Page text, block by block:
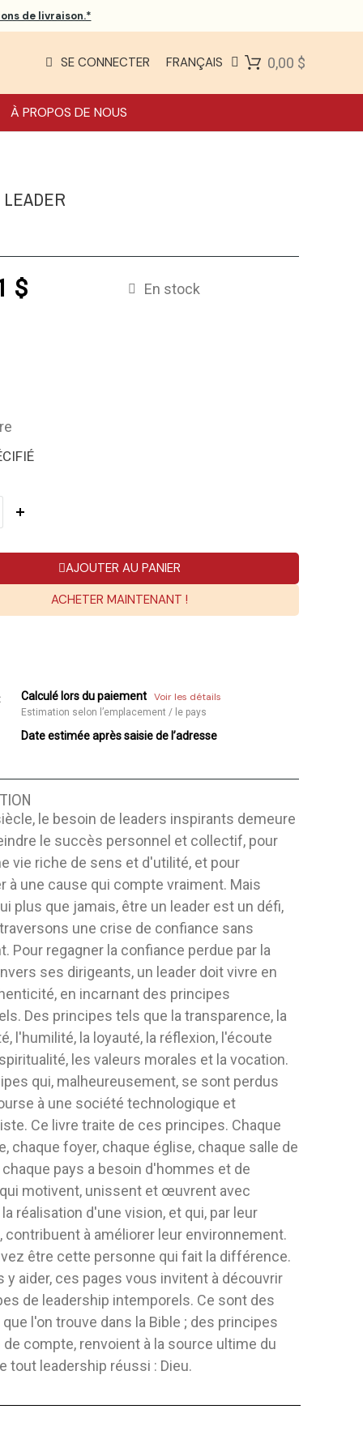
de livraison.*
SE CONNECTER FRANÇAIS 0,00 $
À PROPOS DE NOUS
L'AMOUR
Pattiejean Brown
ce livre une
basée sur des
AU PANIER
MÉMENTO DU PASTEUR
Vie Et Santé
Auteur:No Especificado
FLEXIBLE
4,10 $
AJOUTER AU PANIER
LEADER
$
En stock
AJOUTER AU PANIER
ACHETER MAINTENANT !
Calculé lors du paiement Voir les détails
Estimation selon l’emplacement / le pays
Date estimée après saisie de l’adresse
le besoin de leaders inspirants demeure
le succès personnel et collectif, pour
vie riche de sens et d'utilité, et pour
à une cause qui compte vraiment. Mais
plus que jamais, être un leader est un défi,
une crise de confiance sans
Pour regagner la confiance perdue par la
ses dirigeants, un leader doit vivre en
en incarnant des principes
Des principes tels que la transparence, la
l'humilité, la loyauté, la réflexion, l'écoute
les valeurs morales et la vocation.
qui, malheureusement, se sont perdus
à une société technologique et
Ce livre traite de ces principes. Chaque
chaque foyer, chaque église, chaque salle de
pays a besoin d'hommes et de
motivent, unissent et œuvrent avec
réalisation d'une vision, et qui, par leur
contribuent à améliorer leur environnement.
être cette personne qui fait la différence.
y aider, ces pages vous invitent à découvrir
de leadership intemporels. Ce sont des
l'on trouve dans la Bible ; des principes
de compte, renvoient à la source ultime du
tout leadership réussi : Dieu.